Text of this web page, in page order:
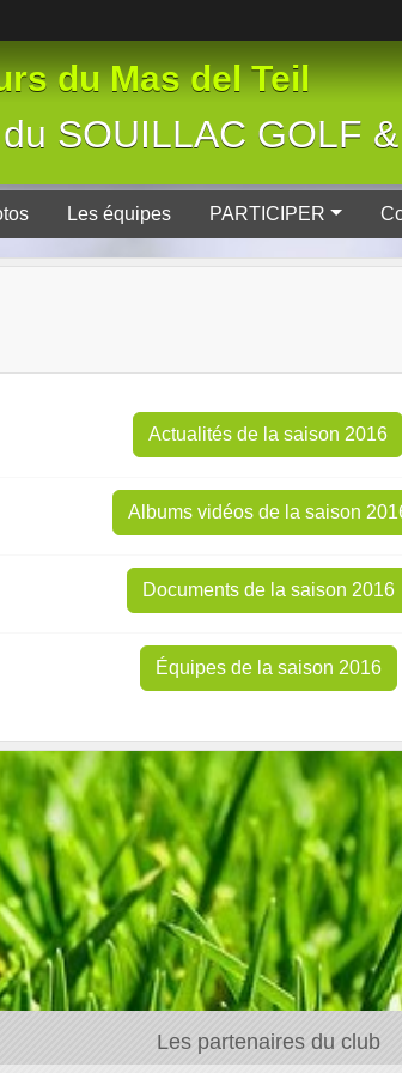
du Mas del Teil
SOUILLAC GOLF
Les équipes PARTICIPER
Actualités de la saison 2016
Albums vidéos de la saison
Documents de la saison 2016
Équipes de la saison 2016
Les partenaires du club